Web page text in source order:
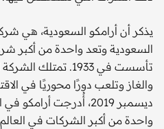
يذكر أن أرامكو السعودية، هي
السعودية وتعد واحدة من أكبر
تأسست في 1933.
والغاز وتلعب دورًا محوريًا في
ديسمبر 2019، أُدرجت
واحدة من أكبر الشركات في